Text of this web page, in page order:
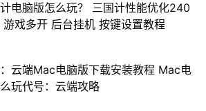
电脑版怎么玩？ 三国计性能优化240
游戏多开 后台挂机 按键设置教程
云端Mac电脑版下载安装教程 Mac电
玩代号：云端攻略